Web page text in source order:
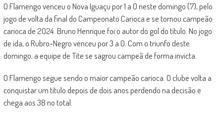
O Flamengo venceu o Nova Iguaçu por 1 a 0 neste domingo (7), pelo
jogo de volta da final do Campeonato Carioca e se tornou campeão
carioca de 2024. Bruno Henrique foi o autor do gol do título. No jogo
de ida, o Rubro-Negro venceu por 3 a 0. Com o triunfo deste
domingo, a equipe de Tite se sagrou campeã de forma invicta.
O Flamengo segue sendo o maior campeão carioca. O clube volta a
conquistar um título depois de dois anos perdendo na decisão e
chega aos 38 no total.